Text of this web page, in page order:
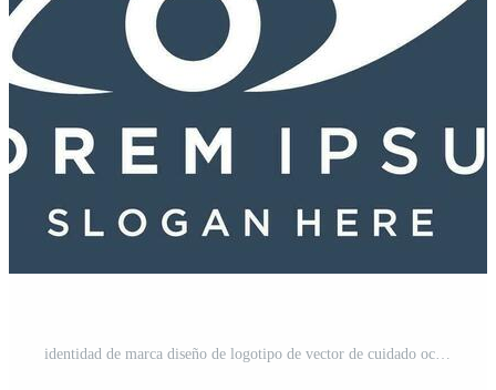
identidad de marca diseño de logotipo de vector de cuidado ocular corporativo Vector Pro